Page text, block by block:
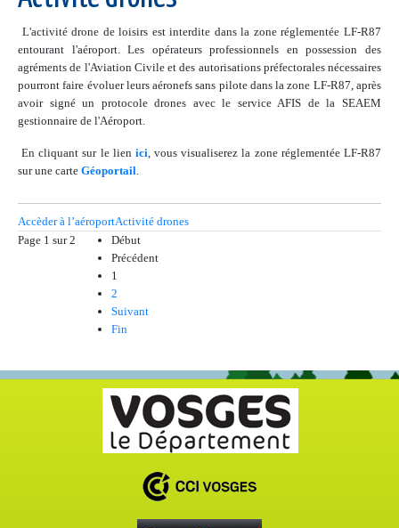
L'activité drone de loisirs est interdite dans la zone réglementée LF-R87
entourant l'aéroport. Les opérateurs professionnels en possession des
agréments de l'Aviation Civile et des autorisations préfectorales nécessaires
pourront faire évoluer leurs aéronefs sans pilote dans la zone LF-R87, après
avoir signé un protocole drones avec le service AFIS de la SEAEM
gestionnaire de l'Aéroport.
En cliquant sur le lien ici, vous visualiserez la zone réglementée LF-R87
sur une carte Géoportail.
Accèder à l’aéroportActivité drones
Page 1 sur 2
Début
Précédent
1
2
Suivant
Fin